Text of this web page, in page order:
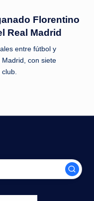
Florentino
Real Madrid
entre fútbol y
Madrid, con siete